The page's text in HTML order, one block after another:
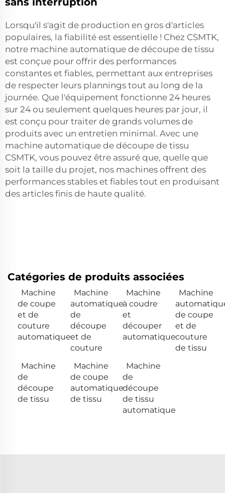
Lorsqu'il s'agit de production en gros d'articles
populaires, la fiabilité est essentielle ! Chez CSMTK,
notre machine automatique de découpe de tissu
est conçue pour offrir des performances
constantes et fiables, permettant aux entreprises
de respecter leurs plannings tout au long de la
journée. Que l'équipement fonctionne 24 heures
sur 24 ou seulement quelques heures par jour, il
est conçu pour traiter de grands volumes de
produits avec un entretien minimal. Avec une
machine automatique de découpe de tissu
CSMTK, vous pouvez être assuré que, quelle que
soit la taille du projet, nos machines offrent des
performances stables et fiables tout en produisant
des articles finis de haute qualité.
Catégories de produits associées
Machine
de coupe
et de
couture
automatique
Machine
automatique
de
découpe
et de
couture
Machine
à coudre
et
découper
automatique
Machine
de coupe
et de
couture
de tissu
Machine
de
découpe
de tissu
Machine
de coupe
automatique
de tissu
Machine
de
découpe
de tissu
automatique